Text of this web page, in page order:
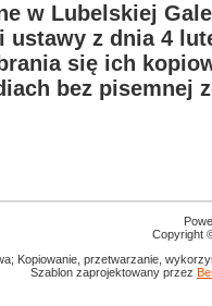
w Lubelskiej
z dnia 4
się ich
bez pisemnej
Copyright
Kopiowanie, przetwarzanie,
Szablon zaprojektowany przez